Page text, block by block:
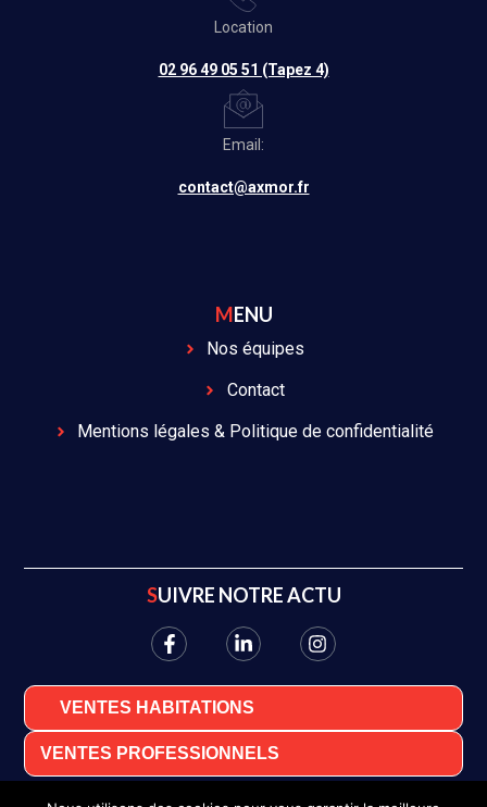
Location
02 96 49 05 51 (Tapez 4)
Email:
contact@axmor.fr
MENU
Nos équipes
Contact
Mentions légales & Politique de confidentialité
SUIVRE NOTRE ACTU
VENTES HABITATIONS
VENTES PROFESSIONNELS